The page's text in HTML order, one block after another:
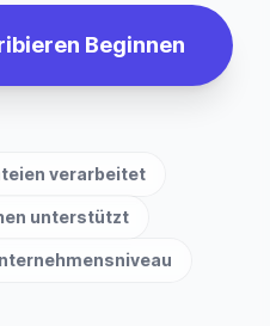
Beginnen
verarbeitet
unterstützt